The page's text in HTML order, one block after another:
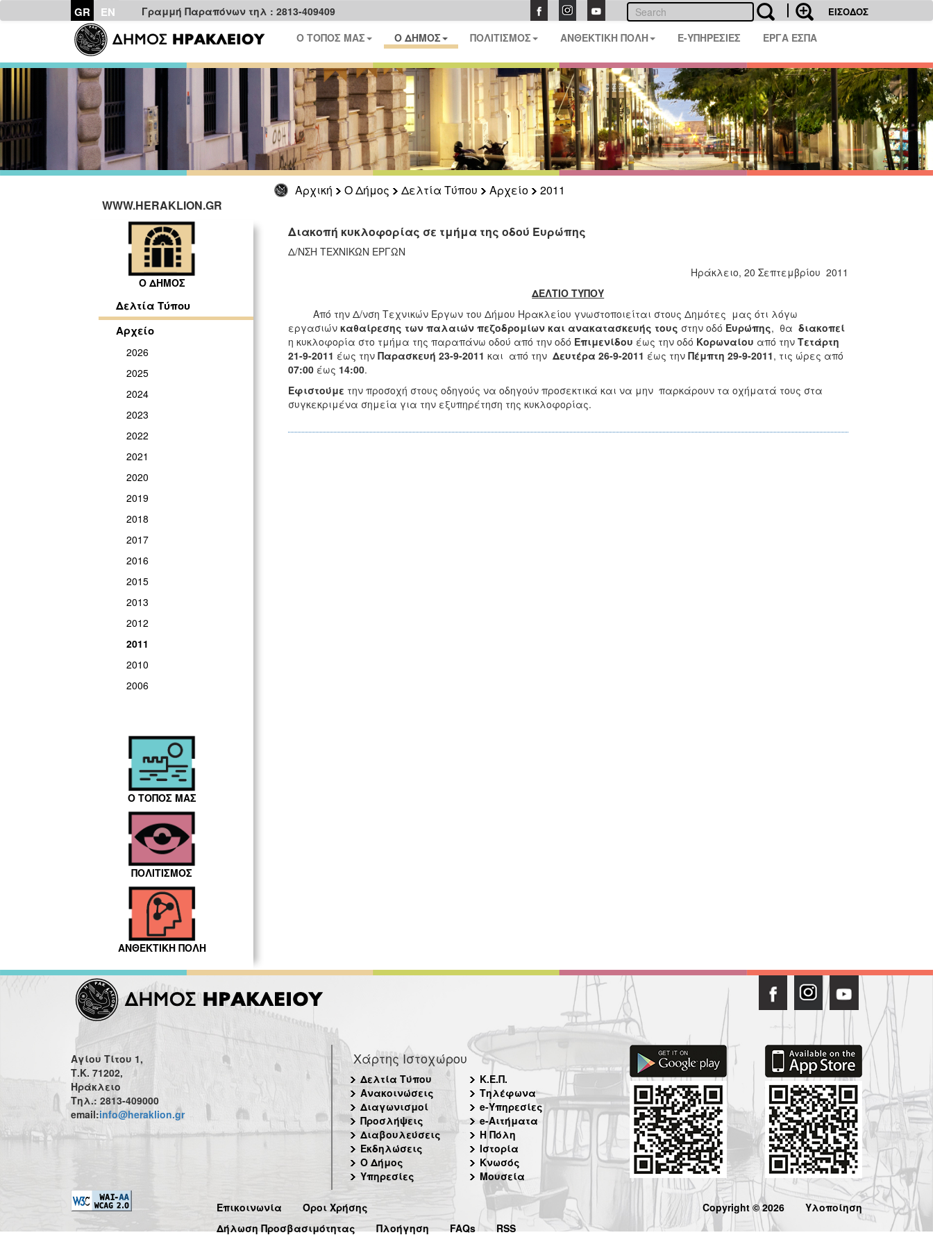
GR EN Γραμμή Παραπόνων τηλ : 2813-409409 ΕΙΣΟΔΟΣ
Ο ΤΟΠΟΣ ΜΑΣ Ο ΔΗΜΟΣ ΠΟΛΙΤΙΣΜΟΣ ΑΝΘΕΚΤΙΚΗ ΠΟΛΗ E-ΥΠΗΡΕΣΙΕΣ ΕΡΓΑ ΕΣΠΑ
Αρχική Ο Δήμος Δελτία Τύπου Αρχείο
2011
WWW.HERAKLION.GR
Ο ΔΗΜΟΣ
Δελτία Τύπου
Αρχείο
2026
2025
2024
2023
2022
2021
2020
2019
2018
2017
2016
2015
2013
2012
2011
2010
2006
Ο ΤΟΠΟΣ ΜΑΣ
ΠΟΛΙΤΙΣΜΟΣ
ΑΝΘΕΚΤΙΚΗ ΠΟΛΗ
Διακοπή κυκλοφορίας σε τμήμα της οδού Ευρώπης
Δ/ΝΣΗ ΤΕΧΝΙΚΩΝ ΕΡΓΩΝ
Ηράκλειο, 20 Σεπτεμβρίου 2011
ΔΕΛΤΙΟ ΤΥΠΟΥ
Από την Δ/νση Τεχνικών Έργων του Δήμου Ηρακλείου γνωστοποιείται στους Δημότες μας ότι λόγω
εργασιών καθαίρεσης των παλαιών πεζοδρομίων και ανακατασκευής τους στην οδό Ευρώπης, θα διακοπεί
η κυκλοφορία στο τμήμα της παραπάνω οδού από την οδό Επιμενίδου έως την οδό Κορωναίου από την Τετάρτη
21-9-2011 έως την Παρασκευή 23-9-2011 και από την Δευτέρα 26-9-2011 έως την Πέμπτη 29-9-2011, τις ώρες από
07:00έως 14:00.
Εφιστούμε την προσοχή στους οδηγούς να οδηγούν προσεκτικά και να μην παρκάρουν τα οχήματά τους στα
συγκεκριμένα σημεία για την εξυπηρέτηση της κυκλοφορίας.
Αγίου Τίτου 1,
Τ.Κ. 71202,
Ηράκλειο
Τηλ.: 2813-409000
email:info@heraklion.gr
Χάρτης Ιστοχώρου
Δελτία Τύπου
Ανακοινώσεις
Διαγωνισμοί
Προσλήψεις
Διαβουλεύσεις
Εκδηλώσεις
Ο Δήμος
Υπηρεσίες
Κ.Ε.Π.
Τηλέφωνα
e-Υπηρεσίες
e-Αιτήματα
Η Πόλη
Ιστορία
Κνωσός
Μουσεία
Επικοινωνία
Όροι Χρήσης
Δήλωση Προσβασιμότητας
Πλοήγηση FAQs RSS
Copyright © 2026 Υλοποίηση